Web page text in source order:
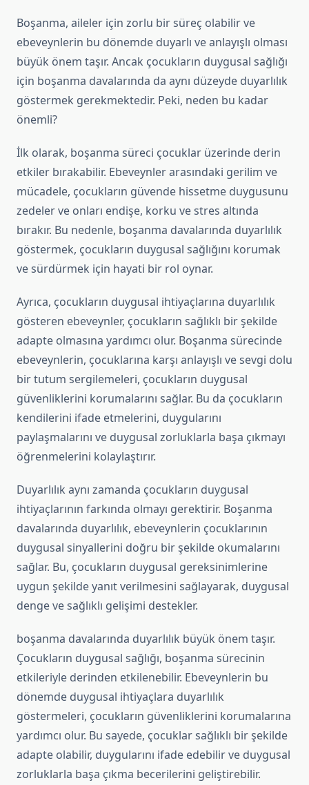
Boşanma, aileler için zorlu bir süreç olabilir ve
ebeveynlerin bu dönemde duyarlı ve anlayışlı olması
büyük önem taşır. Ancak çocukların duygusal sağlığı
için boşanma davalarında da aynı düzeyde duyarlılık
göstermek gerekmektedir. Peki, neden bu kadar
önemli?
İlk olarak, boşanma süreci çocuklar üzerinde derin
etkiler bırakabilir. Ebeveynler arasındaki gerilim ve
mücadele, çocukların güvende hissetme duygusunu
zedeler ve onları endişe, korku ve stres altında
bırakır. Bu nedenle, boşanma davalarında duyarlılık
göstermek, çocukların duygusal sağlığını korumak
ve sürdürmek için hayati bir rol oynar.
Ayrıca, çocukların duygusal ihtiyaçlarına duyarlılık
gösteren ebeveynler, çocukların sağlıklı bir şekilde
adapte olmasına yardımcı olur. Boşanma sürecinde
ebeveynlerin, çocuklarına karşı anlayışlı ve sevgi dolu
bir tutum sergilemeleri, çocukların duygusal
güvenliklerini korumalarını sağlar. Bu da çocukların
kendilerini ifade etmelerini, duygularını
paylaşmalarını ve duygusal zorluklarla başa çıkmayı
öğrenmelerini kolaylaştırır.
Duyarlılık aynı zamanda çocukların duygusal
ihtiyaçlarının farkında olmayı gerektirir. Boşanma
davalarında duyarlılık, ebeveynlerin çocuklarının
duygusal sinyallerini doğru bir şekilde okumalarını
sağlar. Bu, çocukların duygusal gereksinimlerine
uygun şekilde yanıt verilmesini sağlayarak, duygusal
denge ve sağlıklı gelişimi destekler.
boşanma davalarında duyarlılık büyük önem taşır.
Çocukların duygusal sağlığı, boşanma sürecinin
etkileriyle derinden etkilenebilir. Ebeveynlerin bu
dönemde duygusal ihtiyaçlara duyarlılık
göstermeleri, çocukların güvenliklerini korumalarına
yardımcı olur. Bu sayede, çocuklar sağlıklı bir şekilde
adapte olabilir, duygularını ifade edebilir ve duygusal
zorluklarla başa çıkma becerilerini geliştirebilir.